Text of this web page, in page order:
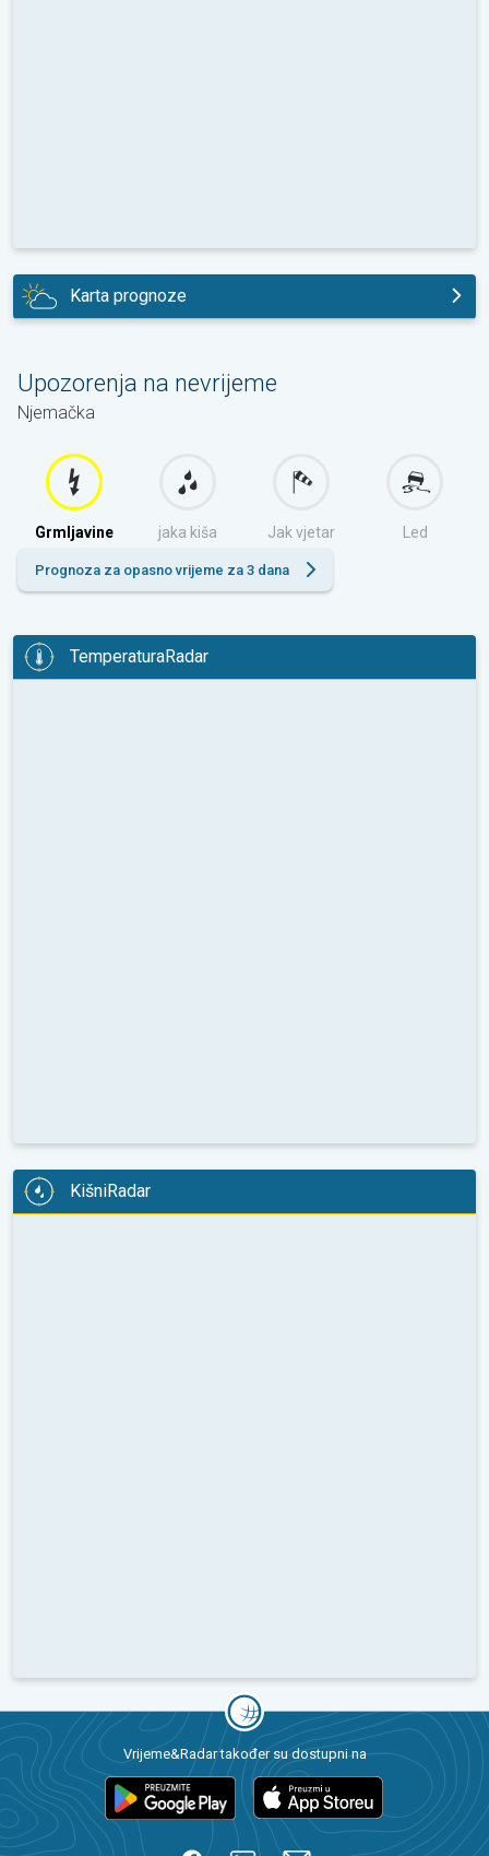
Karta prognoze
Upozorenja na nevrijeme
Njemačka
Grmljavine jaka kiša Jak vjetar Led
Prognoza za opasno vrijeme za 3 dana
TemperaturaRadar
KišniRadar
Vrijeme&Radar također su dostupni na